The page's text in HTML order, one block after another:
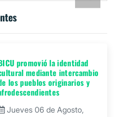
promovió la identidad
mediante intercambio
los pueblos originarios y
Jueves 06 de Agosto,